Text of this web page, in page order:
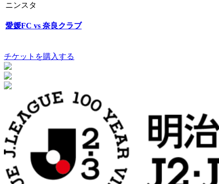
ニンスタ
愛媛FC vs 奈良クラブ
チケットを購入する